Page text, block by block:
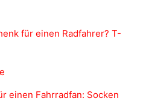
für einen Radfahrer? T-
einen Fahrradfan: Socken